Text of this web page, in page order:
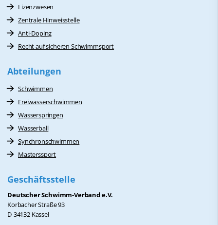
Lizenzwesen
Zentrale Hinweisstelle
Anti-Doping
Recht auf sicheren Schwimmsport
Abteilungen
Schwimmen
Freiwasserschwimmen
Wasserspringen
Wasserball
Synchronschwimmen
Masterssport
Geschäftsstelle
Deutscher Schwimm-Verband e.V.
Korbacher Straße 93
D-34132 Kassel